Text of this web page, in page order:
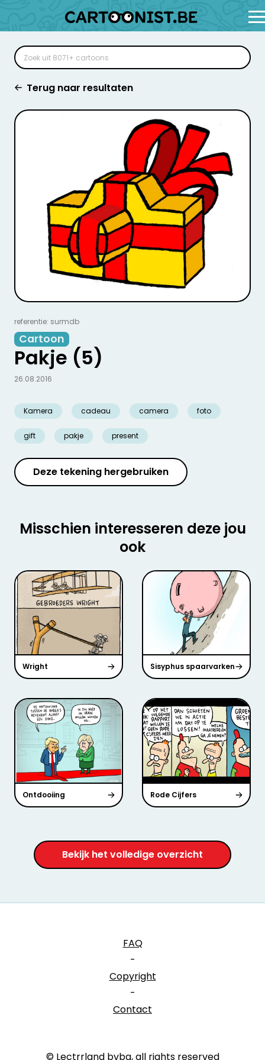
Terug naar resultaten
referentie: surmdb
Cartoon
Pakje (5)
Kamera cadeau camera foto
gift pakje present
26.08.2016
Deze tekening hergebruiken
Misschien interesseren deze jou
ook
Wright Sisyphus spaarvarken
Ontdooiing Rode Cijfers
Bekijk het volledige overzicht
FAQ
-
Copyright
-
Contact
© Lectrrland bvba, all rights reserved